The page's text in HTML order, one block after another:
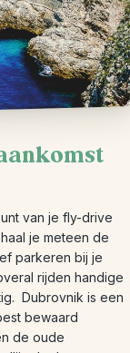
van je fly-drive
je meteen de
parkeren bij je
rijden handige
Dubrovnik is een
bewaard
de oude